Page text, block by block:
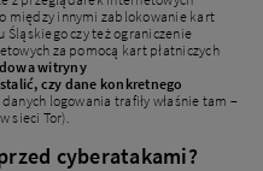
między innymi zablokowanie kart
Śląskiego czy też ograniczenie
za pomocą kart płatniczych
witryny
czy dane konkretnego
logowania trafiły właśnie tam –
sieci Tor).
cyberatakami?